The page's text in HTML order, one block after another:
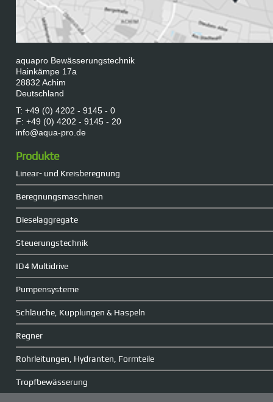
aquapro Bewässerungstechnik
Hainkämpe 17a
28832 Achim
Deutschland
T: +49 (0) 4202 - 9145 - 0
F: +49 (0) 4202 - 9145 - 20
info@aqua-pro.de
Produkte
Linear- und Kreisberegnung
Beregnungsmaschinen
Dieselaggregate
Steuerungstechnik
ID4 Multidrive
Pumpensysteme
Schläuche, Kupplungen & Haspeln
Regner
Rohrleitungen, Hydranten, Formteile
Tropfbewässerung